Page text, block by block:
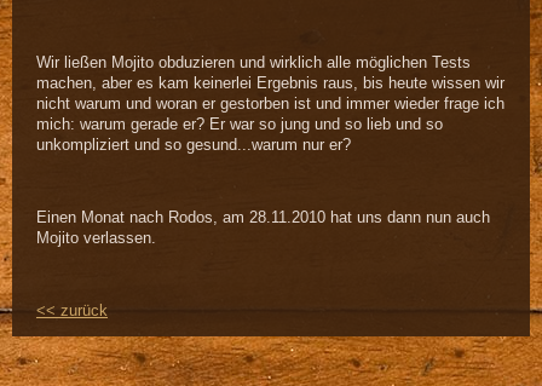
Wir ließen Mojito obduzieren und wirklich alle möglichen Tests
machen, aber es kam keinerlei Ergebnis raus, bis heute wissen wir
nicht warum und woran er gestorben ist und immer wieder frage ich
mich: warum gerade er? Er war so jung und so lieb und so
unkompliziert und so gesund...warum nur er?
Einen Monat nach Rodos, am 28.11.2010 hat uns dann nun auch
Mojito verlassen.
<< zurück